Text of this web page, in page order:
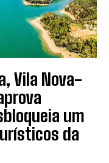
Vila Nova-
um
da